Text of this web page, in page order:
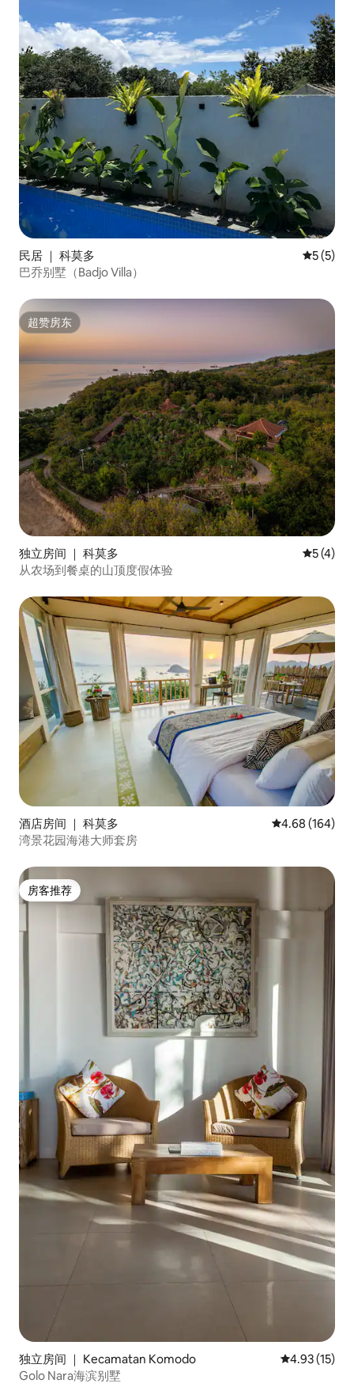
民居 ｜ 科莫多 平均评分
5 (5)
巴乔别墅（Badjo Villa）
超赞房东
超赞房东
独立房间 ｜ 科莫多 平均评分
5 (4)
从农场到餐桌的山顶度假体验
酒店房间 ｜ 科莫多 平均评分 4.68
4.68 (164)
湾景花园海港大师套房
房客推荐
房客推荐
独立房间 ｜ Kecamatan Komodo 平均评分
4.93 (15)
Golo Nara海滨别墅